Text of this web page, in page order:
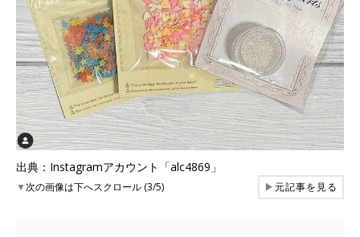
出典：Instagramアカウント「alc4869」
▼次の画像は下へスクロール (3/5) ▶元記事を見る